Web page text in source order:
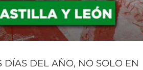
DÍAS DEL AÑO, NO SOLO EN